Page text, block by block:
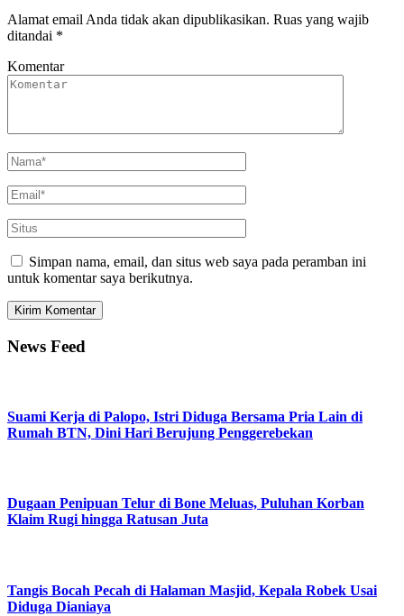
Alamat email Anda tidak akan dipublikasikan. Ruas yang wajib
ditandai *
Komentar
Simpan nama, email, dan situs web saya pada peramban ini
untuk komentar saya berikutnya.
News Feed
Suami Kerja di Palopo, Istri Diduga Bersama Pria Lain di
Rumah BTN, Dini Hari Berujung Penggerebekan
Dugaan Penipuan Telur di Bone Meluas, Puluhan Korban
Klaim Rugi hingga Ratusan Juta
Tangis Bocah Pecah di Halaman Masjid, Kepala Robek Usai
Diduga Dianiaya